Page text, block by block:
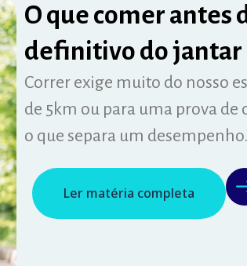
O que comer antes
definitivo do jantar
Correr exige muito do nosso
de 5km ou para uma prova
o que separa um
Ler matéria completa